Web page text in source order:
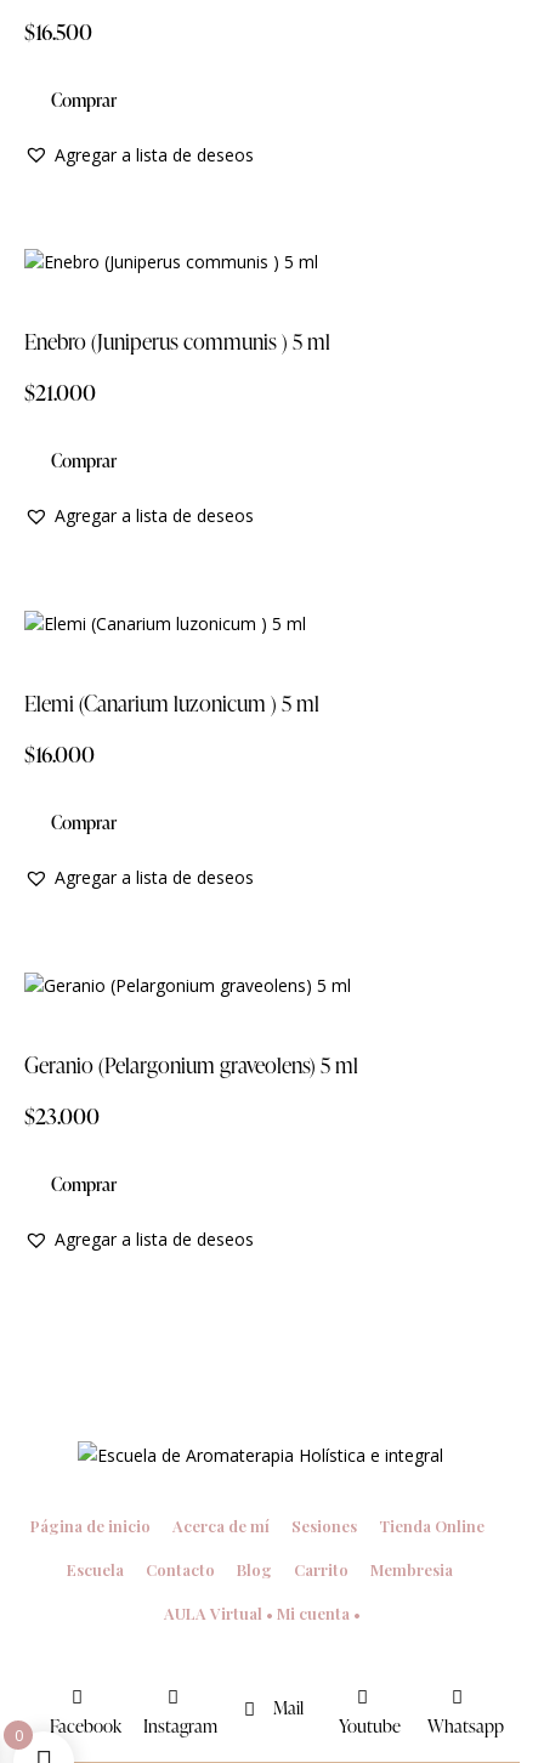
$16.500
Comprar
Agregar a lista de deseos
Enebro (Juniperus communis ) 5 ml
$21.000
Comprar
Agregar a lista de deseos
Elemi (Canarium luzonicum ) 5 ml
$16.000
Comprar
Agregar a lista de deseos
Geranio (Pelargonium graveolens) 5 ml
$23.000
Comprar
Agregar a lista de deseos
Página de inicio Acerca de mí Sesiones Tienda Online
Escuela Contacto Blog Carrito Membresia
AULA Virtual • Mi cuenta •
Facebook Instagram
Mail
Youtube Whatsapp
0